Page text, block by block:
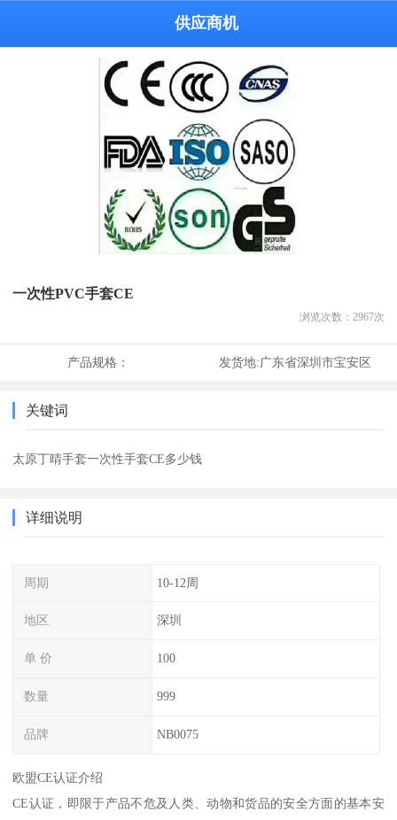
供应商机
一次性PVC手套CE
浏览次数： 2967次
产品规格： 发货地:广东省深圳市宝安区
关键词
太原丁晴手套一次性手套CE多少钱
详细说明
周期 10-12周
地区 深圳
单 价 100
数量 999
品牌 NB0075
欧盟CE认证介绍
CE认证，即限于产品不危及人类、动物和货品的安全方面的基本安